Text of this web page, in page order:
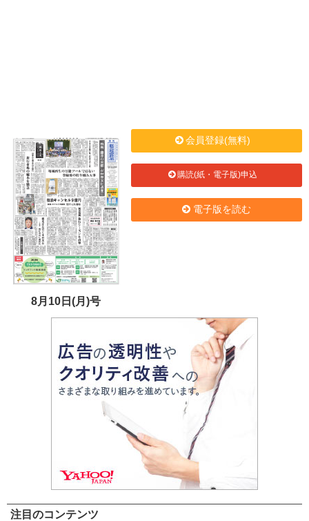
8月10日(月)号
会員登録(無料)
購読(紙・電子版)申込
電子版を読む
注目のコンテンツ